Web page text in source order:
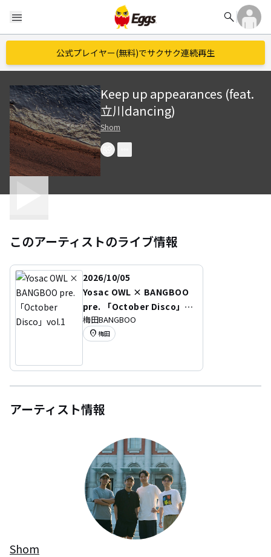
menu search
公式プレイヤー(無料)でサクサク連続再生
Keep up appearances (feat.
立川dancing)
Shom
このアーティストのライブ情報
2026/10/05
Yosac OWL × BANGBOO
pre. 「October Disco」v
ol.1
梅田BANGBOO
location_on 梅田
アーティスト情報
Shom